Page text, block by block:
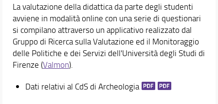
Per laurearsi
Proseguire dopo la laurea
Qualità del Corso
Studenti con disabilità
Segnalazioni e reclami
Area riservata
Il Corso di Studio si presenta
La valutazione della didattica da parte degli studenti
avviene in modalità online con una serie di questionari
si compilano attraverso un applicativo realizzato dal
Gruppo di Ricerca sulla Valutazione ed il Monitoraggio
delle Politiche e dei Servizi dell'Università degli Studi di
Firenze (Valmon).
Dati relativi al CdS di Archeologia